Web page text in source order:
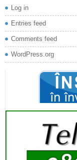
Log in
Entries feed
Comments feed
WordPress.org